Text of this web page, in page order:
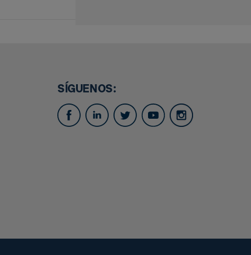
SÍGUENOS: